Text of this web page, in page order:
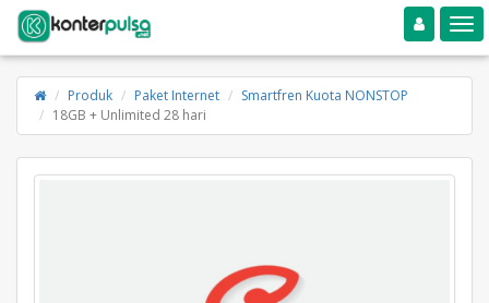
Toggle navigation
Produk Paket Internet
Smartfren Kuota NONSTOP
18GB + Unlimited 28 hari